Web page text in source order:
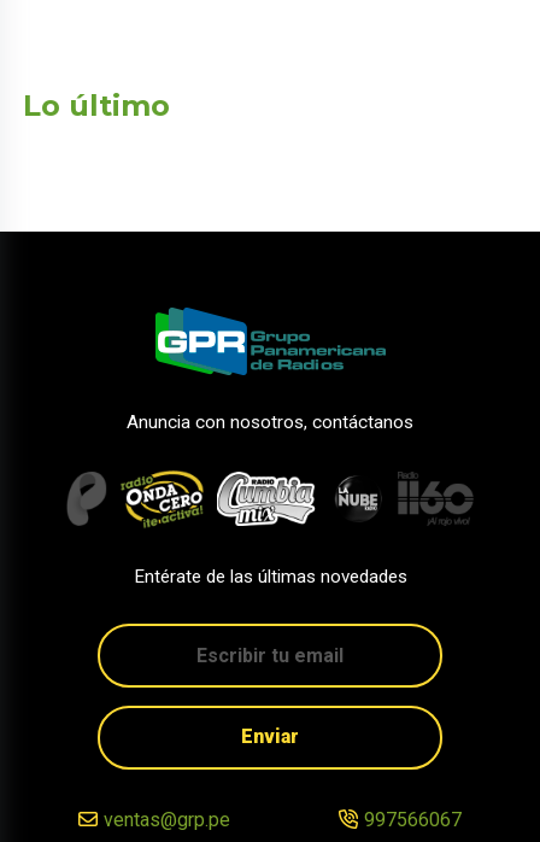
Lo último
Anuncia con nosotros, contáctanos
Entérate de las últimas novedades
Enviar
ventas@grp.pe 997566067